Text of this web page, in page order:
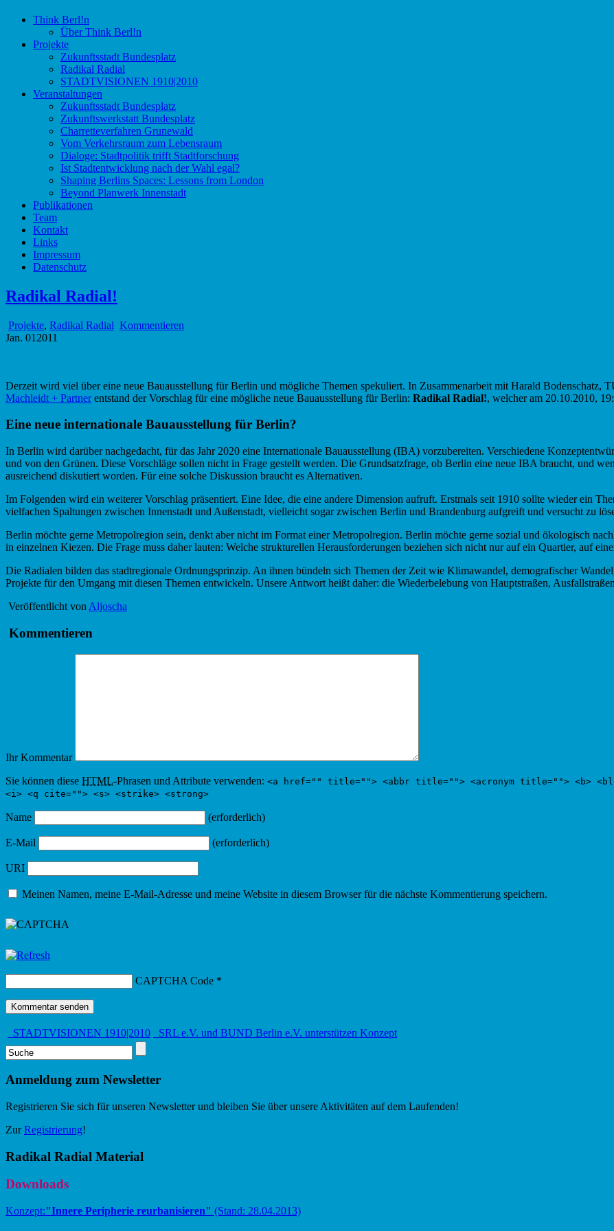
Think Berl!n
Initiative für Stadtdiskurs
Think Berl!n
Über Think Berl!n
Projekte
Zukunftsstadt Bundesplatz
Radikal Radial
STADTVISIONEN 1910|2010
Veranstaltungen
Zukunftsstadt Bundesplatz
Zukunftswerkstatt Bundesplatz
Charretteverfahren Grunewald
Vom Verkehrsraum zum Lebensraum
Dialoge: Stadtpolitik trifft Stadtforschung
Ist Stadtentwicklung nach der Wahl egal?
Shaping Berlins Spaces: Lessons from London
Beyond Planwerk Innenstadt
Publikationen
Team
Kontakt
Links
Impressum
Datenschutz
Radikal Radial!
Projekte, Radikal Radial Kommentieren
Jan. 01 2011
Derzeit wird viel über eine neue Bauausstellung für Berlin und mögliche Themen spekuliert. In Zusammenarbeit mit Harald Bodenschatz,
Machleidt + Partnerentstand der Vorschlag für eine mögliche neue Bauausstellung für Berlin: Radikal Radial!, welcher am 20.10.2010,
Eine neue internationale Bauausstellung für Berlin?
In Berlin wird darüber nachgedacht, für das Jahr 2020 eine Internationale Bauausstellung (IBA) vorzubereiten. Verschiedene
und von den Grünen. Diese Vorschläge sollen nicht in Frage gestellt werden. Die Grundsatzfrage, ob Berlin eine neue IBA braucht, und
ausreichend diskutiert worden. Für eine solche Diskussion braucht es Alternativen.
Im Folgenden wird ein weiterer Vorschlag präsentiert. Eine Idee, die eine andere Dimension aufruft. Erstmals seit 1910 sollte wieder ein
vielfachen Spaltungen zwischen Innenstadt und Außenstadt, vielleicht sogar zwischen Berlin und Brandenburg aufgreift und versucht zu
Berlin möchte gerne Metropolregion sein, denkt aber nicht im Format einer Metropolregion. Berlin möchte gerne sozial und ökologisch
in einzelnen Kiezen. Die Frage muss daher lauten: Welche strukturellen Herausforderungen beziehen sich nicht nur auf ein Quartier, auf
Die Radialen bilden das stadtregionale Ordnungsprinzip. An ihnen bündeln sich Themen der Zeit wie Klimawandel, demografischer
Projekte für den Umgang mit diesen Themen entwickeln. Unsere Antwort heißt daher: die Wiederbelebung von Hauptstraßen,
Veröffentlicht von Aljoscha
Kommentieren
Ihr Kommentar
Sie können diese HTML-Phrasen und Attribute verwenden: <a href="" title=""> <abbr title=""> <acronym title=""> <b>
<i> <q cite=""> <s> <strike> <strong>
Name (erforderlich)
E-Mail (erforderlich)
URI
Meinen Namen, meine E-Mail-Adresse und meine Website in diesem Browser für die nächste Kommentierung speichern.
CAPTCHA Code *
STADTVISIONEN 1910|2010 SRL e.V. und BUND Berlin e.V. unterstützen Konzept
Anmeldung zum Newsletter
Registrieren Sie sich für unseren Newsletter und bleiben Sie über unsere Aktivitäten auf dem Laufenden!
ZurRegistrierung!
Radikal Radial Material
Downloads
Konzept:"Innere Peripherie reurbanisieren" (Stand: 28.04.2013)